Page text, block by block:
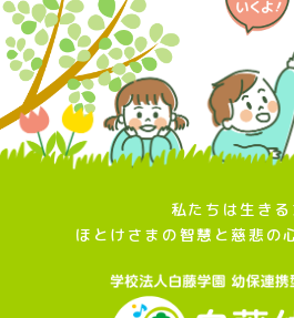
私たちは生きる
ほとけさまの智慧と慈悲の